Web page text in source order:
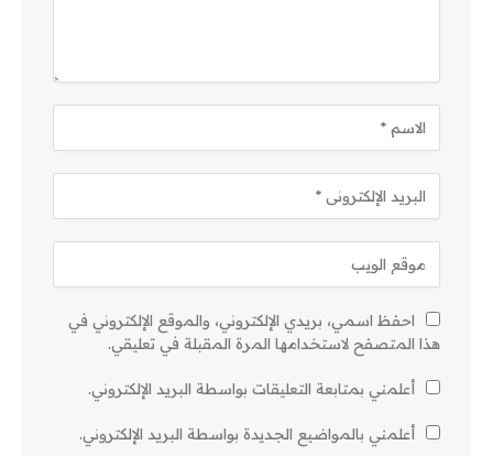
احفظ اسمي، بريدي الإلكتروني، والموقع الإلكتروني في
هذا المتصفح لاستخدامها المرة المقبلة في تعليقي.
أعلمني بمتابعة التعليقات بواسطة البريد الإلكتروني.
أعلمني بالمواضيع الجديدة بواسطة البريد الإلكتروني.